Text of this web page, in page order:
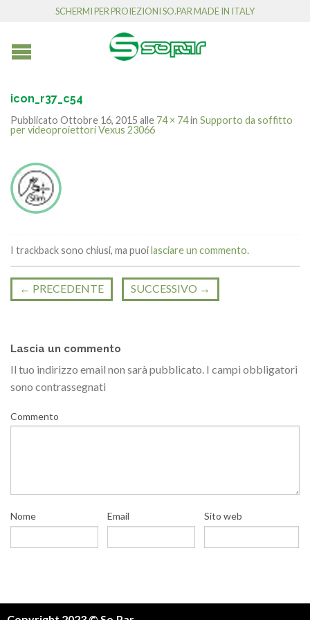
SCHERMI PER PROIEZIONI SO.PAR MADE IN ITALY
icon_r37_c54
Pubblicato Ottobre 16, 2015 alle 74 × 74in Supporto da soffitto
per videoproiettori Vexus 23066
I trackback sono chiusi, ma puoilasciare un commento.
← PRECEDENTE SUCCESSIVO →
Lascia un commento
Il tuo indirizzo email non sarà pubblicato. I campi obbligatori
sono contrassegnati
Commento
Nome Email Sito web